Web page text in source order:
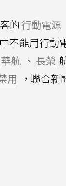
的行動電源
不能用行動
華航 、 長榮
用 ，聯合新